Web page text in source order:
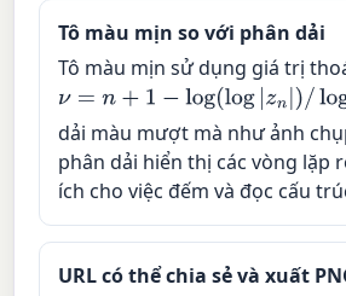
Tô màu mịn so với phân dải
Tô màu mịn sử dụng giá trị
ν=n+1−log( log|zn|)/log2
dải màu mượt mà như ảnh
phân dải hiển thị các vòng lặp
ích cho việc đếm và đọc cấu
URL có thể chia sẻ và xuất